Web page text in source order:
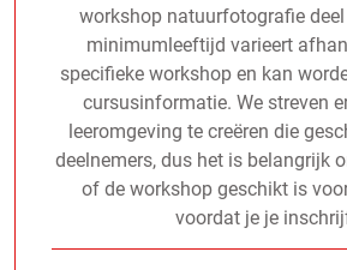
workshop natuurfotografie deel
minimumleeftijd varieert
specifieke workshop en kan
cursusinformatie. We streven
leeromgeving te creëren die
deelnemers, dus het is belangrijk
of de workshop geschikt is
voordat je je